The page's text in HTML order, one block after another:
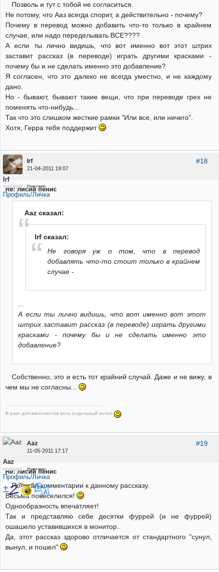
Позволь и тут с тобой не согласиться.
Не потому, что Ааз всегда спорит, а действительно - почему?
Почему в перевод можно добавить что-то только в крайнем
случае, или надо переделывать ВСЕ????
А если ты лично видишь, что вот именно вот этот штрих
заставит рассказ (в переводе) играть другими красками -
почему бы и не сделать именно это добавление?
Я согласен, что это далеко не всегда уместно, и не каждому
дано.
Но - бывают, бывают такие вещи, что при переводе грех не
поменять что-нибудь...
Так что это слишком жесткие рамки "Или все, или ничего".
Хотя, Герра тебя поддержит
#18
Irf
21-04-2011 19:07
Irf
Неактивен
Профиль/Личка
Re: лисий пенис
Aaz сказал:
Irf сказал:
Не говоря уж о том, что в перевод
добавлять что-то стоит только в крайнем
случае -
А если ты лично видишь, что вот именно вот этот
штрих заставит рассказ (в переводе) играть другими
красками - почему бы и не сделать именно это
добавление?
Собственно, это и есть тот крайний случай. Даже и не вижу, в
чем мы не согласны...
В раю для мазохистов есть отдельный котел
#19
Aaz
11-05-2011 17:17
Aaz
Неактивен
Профиль/Личка
Re: лисий пенис
Почитал комментарии к данному рассказу.
Весьма повеселился!
Однообразность впечатляет!
Так и представляю себе десятки фуррей (и не фуррей)
ошашело уставившихся в монитор..
Да, этот рассказ здорово отличается от стандартного "сунул,
вынул, и пошел"